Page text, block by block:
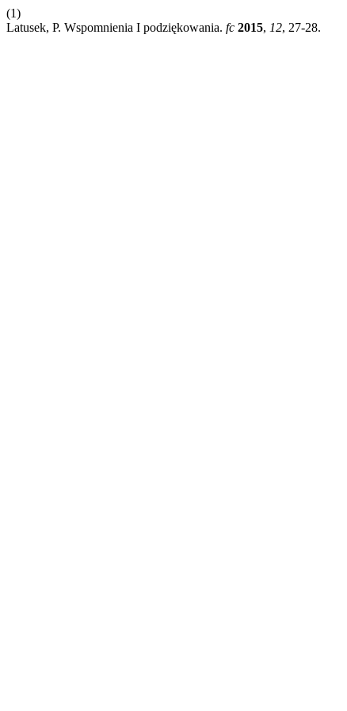
(1)
Latusek, P. Wspomnienia I podziękowania. fc 2015, 12, 27-28.